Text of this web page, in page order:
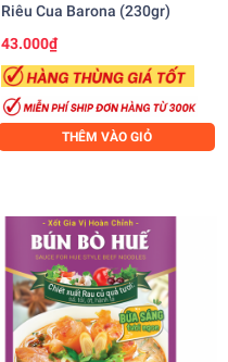
Riêu Cua Barona (230gr)
43.000₫
THÊM VÀO GIỎ